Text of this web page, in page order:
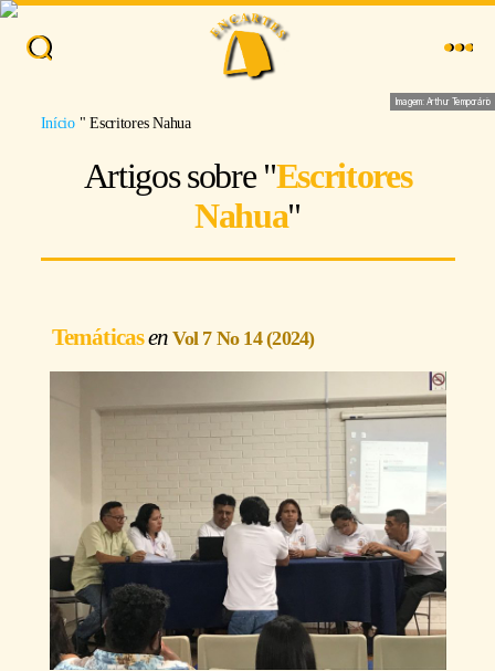
Imagem: Arthur Temporário
Início"Escritores Nahua
Artigos sobre "Escritores
Nahua"
Temáticas Vol 7 No 14 (2024)